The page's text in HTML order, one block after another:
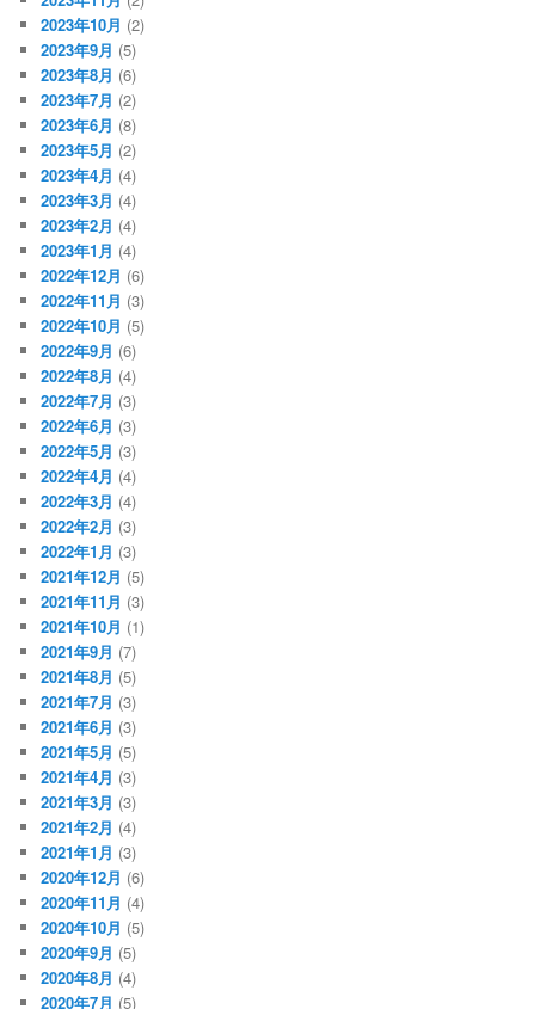
2023年10月 (2)
2023年9月 (5)
2023年8月 (6)
2023年7月 (2)
2023年6月 (8)
2023年5月 (2)
2023年4月 (4)
2023年3月 (4)
2023年2月 (4)
2023年1月 (4)
2022年12月 (6)
2022年11月 (3)
2022年10月 (5)
2022年9月 (6)
2022年8月 (4)
2022年7月 (3)
2022年6月 (3)
2022年5月 (3)
2022年4月 (4)
2022年3月 (4)
2022年2月 (3)
2022年1月 (3)
2021年12月 (5)
2021年11月 (3)
2021年10月 (1)
2021年9月 (7)
2021年8月 (5)
2021年7月 (3)
2021年6月 (3)
2021年5月 (5)
2021年4月 (3)
2021年3月 (3)
2021年2月 (4)
2021年1月 (3)
2020年12月 (6)
2020年11月 (4)
2020年10月 (5)
2020年9月 (5)
2020年8月 (4)
2020年7月 (5)